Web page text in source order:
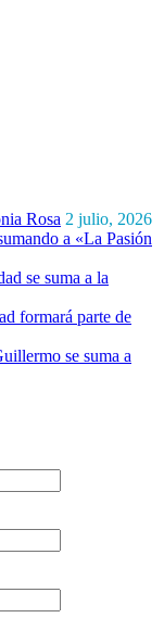
Rosa 2 julio, 2026
a «La Pasión
se suma a la
formará parte de
se suma a